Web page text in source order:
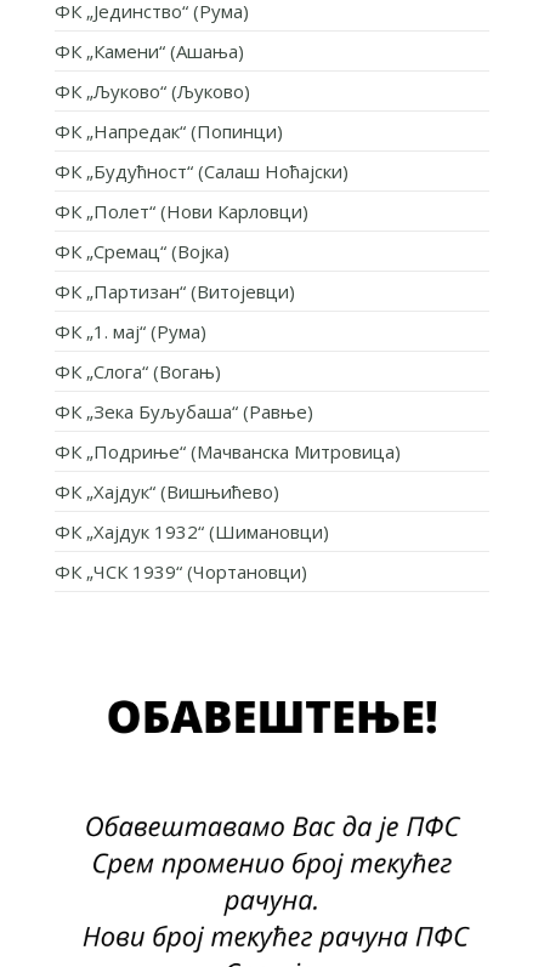
ФК „Јединство“ (Рума)
ФК „Камени“ (Ашања)
ФК „Љуково“ (Љуково)
ФК „Напредак“ (Попинци)
ФК „Будућност“ (Салаш Ноћајски)
ФК „Полет“ (Нови Карловци)
ФК „Сремац“ (Војка)
ФК „Партизан“ (Витојевци)
ФК „1. мај“ (Рума)
ФК „Слога“ (Вогањ)
ФК „Зека Буљубаша“ (Равње)
ФК „Подриње“ (Мачванска Митровица)
ФК „Хајдук“ (Вишњићево)
ФК „Хајдук 1932“ (Шимановци)
ФК „ЧСК 1939“ (Чортановци)